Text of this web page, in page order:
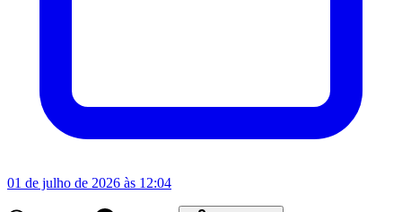
01 de julho de 2026 às 12:04